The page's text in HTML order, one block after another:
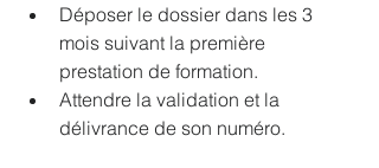
Déposer le dossier dans les 3
mois suivant la première
prestation de formation.
Attendre la validation et la
délivrance de son numéro.